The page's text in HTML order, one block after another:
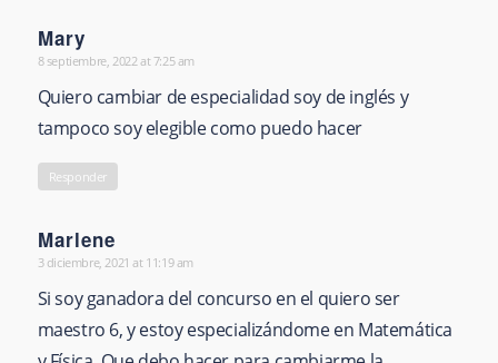
Mary
says:
8 septiembre, 2022 at 7:25 am
Quiero cambiar de especialidad soy de inglés y
tampoco soy elegible como puedo hacer
Responder
Marlene
says:
3 diciembre, 2021 at 11:19 am
Si soy ganadora del concurso en el quiero ser
maestro 6, y estoy especializándome en Matemática